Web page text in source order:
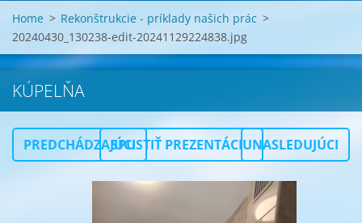
Home > Rekonštrukcie - príklady našich prác >
20240430_130238-edit-20241129224838.jpg
KÚPELŇA
PREDCHÁDZAJÚCISPUSTIŤ PREZENTÁCIUNASLEDUJÚCI